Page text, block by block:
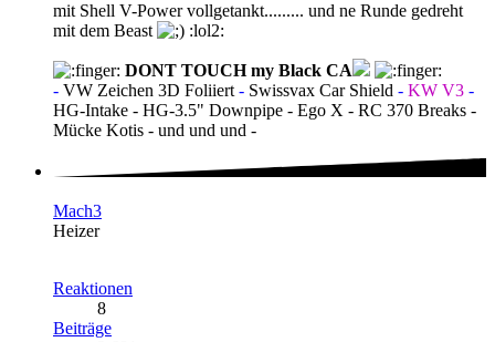
mit Shell V-Power vollgetankt......... und ne Runde gedreht
mit dem Beast
:lol2:
DONT TOUCH my Black CA
- VW Zeichen 3D Foliiert- Swissvax Car Shield - KW V3 -
HG-Intake - HG-3.5" Downpipe - Ego X - RC 370 Breaks -
Mücke Kotis - und und und -
Mach3
Heizer
Reaktionen
8
Beiträge